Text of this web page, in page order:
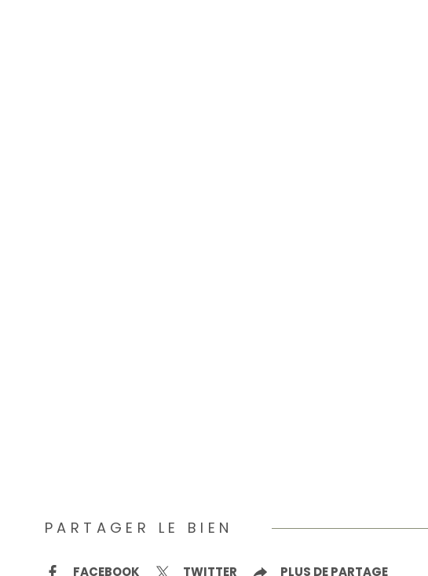
PARTAGER LE BIEN
FACEBOOK TWITTER PLUS DE PARTAGE